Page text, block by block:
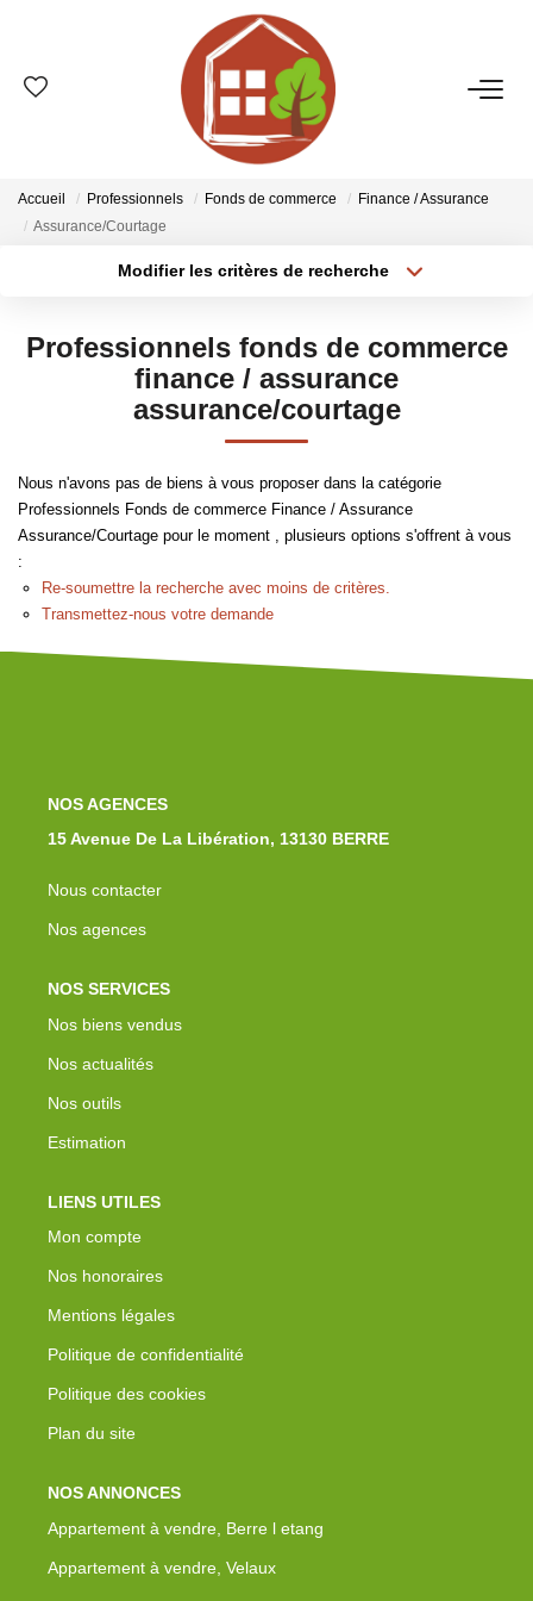
VENTES
ESTIMATION
LOCATIONS
GESTION
LE GROUPE
Nos Agences
Notre Équipe
Nos Actualités
Avis Clients
Contact
Accueil Professionnels Fonds de commerce
Finance / Assurance
Assurance/Courtage
Modifier les critères de recherche
Sélectionnez...
Type de bien
Plus de critères
Créer une alerte
Professionnels fonds de commerce
finance / assurance
assurance/courtage
Nous n'avons pas de biens à vous proposer dans la catégorie
Professionnels Fonds de commerce Finance / Assurance
Assurance/Courtage pour le moment , plusieurs options s'offrent à vous
:
Re-soumettre la recherche avec moins de critères.
Transmettez-nous votre demande
NOS AGENCES
15 Avenue De La Libération, 13130 BERRE
Nous contacter
Nos agences
NOS SERVICES
Nos biens vendus
Nos actualités
Nos outils
Estimation
LIENS UTILES
Mon compte
Nos honoraires
Mentions légales
Politique de confidentialité
Politique des cookies
Plan du site
NOS ANNONCES
Appartement à vendre, Berre l etang
Appartement à vendre, Velaux